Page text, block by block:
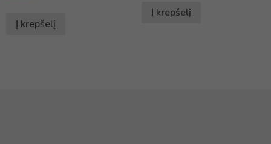
Į krepšelį
Į krepšelį